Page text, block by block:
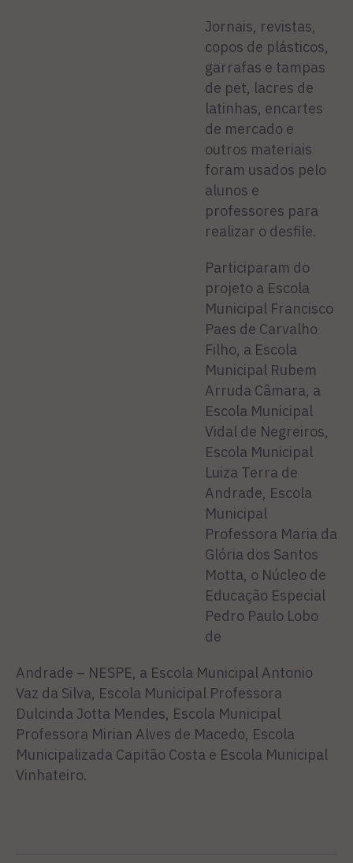
Jornais, revistas,
copos de plásticos,
garrafas e tampas
de pet, lacres de
latinhas, encartes
de mercado e
outros materiais
foram usados pelo
alunos e
professores para
realizar o desfile.
Participaram do
projeto a Escola
Municipal Francisco
Paes de Carvalho
Filho, a Escola
Municipal Rubem
Arruda Câmara, a
Escola Municipal
Vidal de Negreiros,
Escola Municipal
Luiza Terra de
Andrade, Escola
Municipal
Professora Maria da
Glória dos Santos
Motta, o Núcleo de
Educação Especial
Pedro Paulo Lobo
de
Andrade – NESPE, a Escola Municipal Antonio
Vaz da Silva, Escola Municipal Professora
Dulcinda Jotta Mendes, Escola Municipal
Professora Mirian Alves de Macedo, Escola
Municipalizada Capitão Costa e Escola Municipal
Vinhateiro.